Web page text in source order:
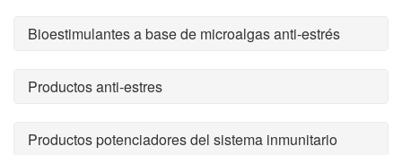
Bioestimulantes a base de microalgas anti-estrés
Productos anti-estres
Productos potenciadores del sistema inmunitario